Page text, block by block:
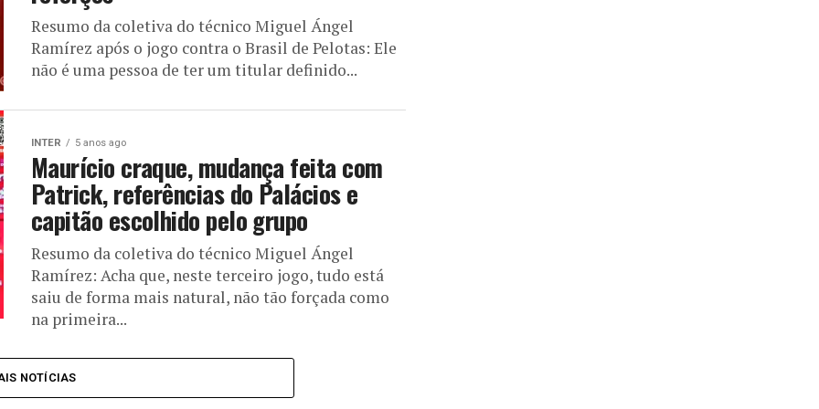
Resumo da coletiva do técnico Miguel Ángel
Ramírez após o jogo contra o Brasil de Pelotas: Ele
não é uma pessoa de ter um titular definido...
INTER 5 anos ago
Maurício craque, mudança feita com
Patrick, referências do Palácios e
capitão escolhido pelo grupo
Resumo da coletiva do técnico Miguel Ángel
Ramírez: Acha que, neste terceiro jogo, tudo está
saiu de forma mais natural, não tão forçada como
na primeira...
NOTÍCIAS